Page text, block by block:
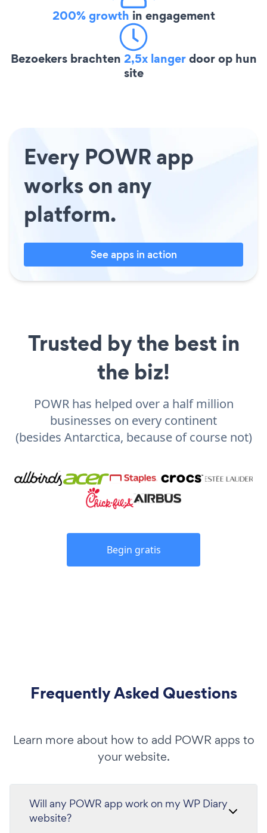
200% growth in engagement
Bezoekers brachten 2,5x langerdoor op hun
site
Every POWR app
works on any
platform.
See apps in action
Trusted by the best in
the biz!
POWR has helped over a half million
businesses on every continent
(besides Antarctica, because of course not)
Begin gratis
Frequently Asked Questions
Learn more about how to add POWR apps to
your website.
Will any POWR app work on my WP Diary
website?